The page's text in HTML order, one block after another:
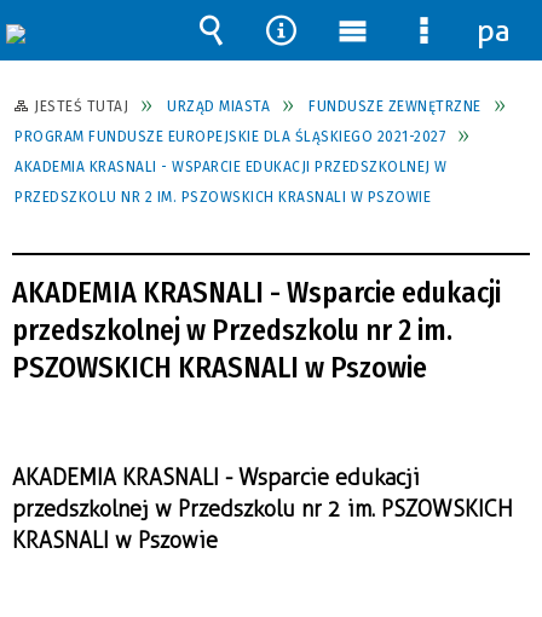
JESTEŚ TUTAJ URZĄD MIASTA
FUNDUSZE ZEWNĘTRZNE
PROGRAM FUNDUSZE EUROPEJSKIE DLA ŚLĄSKIEGO 2021-2027
AKADEMIA KRASNALI - WSPARCIE EDUKACJI PRZEDSZKOLNEJ W
PRZEDSZKOLU NR 2 IM. PSZOWSKICH KRASNALI W PSZOWIE
AKADEMIA KRASNALI - Wsparcie edukacji
przedszkolnej w Przedszkolu nr 2 im.
PSZOWSKICH KRASNALI w Pszowie
AKADEMIA KRASNALI - Wsparcie edukacji
przedszkolnej w Przedszkolu nr 2 im. PSZOWSKICH
KRASNALI w Pszowie
Wyszukiwarka
Narzędzia
Menu
główne
Menu